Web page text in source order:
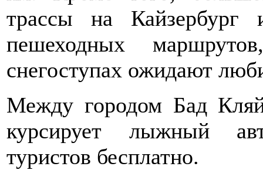
трассы на
пешеходных
снегоступах ожидают
Между городом Бад
курсирует лыжный
туристов бесплатно.